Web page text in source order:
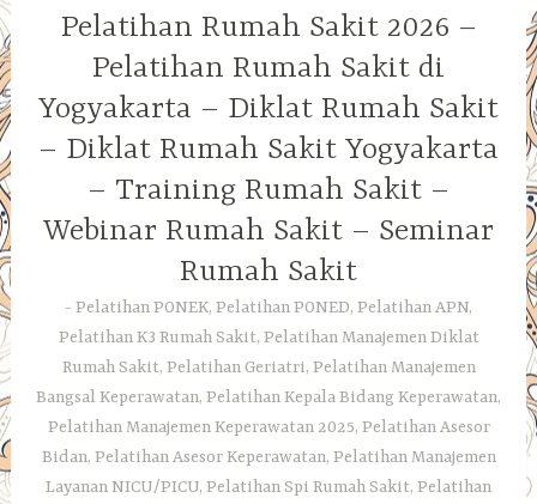
Pelatihan Rumah Sakit 2026 –
Pelatihan Rumah Sakit di
Yogyakarta – Diklat Rumah Sakit
– Diklat Rumah Sakit Yogyakarta
– Training Rumah Sakit –
Webinar Rumah Sakit – Seminar
Rumah Sakit
Pelatihan PONEK, Pelatihan PONED, Pelatihan APN,
Pelatihan K3 Rumah Sakit, Pelatihan Manajemen Diklat
Rumah Sakit, Pelatihan Geriatri, Pelatihan Manajemen
Bangsal Keperawatan, Pelatihan Kepala Bidang Keperawatan,
Pelatihan Manajemen Keperawatan 2025, Pelatihan Asesor
Bidan, Pelatihan Asesor Keperawatan, Pelatihan Manajemen
Layanan NICU/PICU, Pelatihan Spi Rumah Sakit, Pelatihan